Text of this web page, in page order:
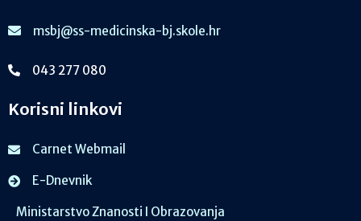
msbj@ss-medicinska-bj.skole.hr
043 277 080
Korisni linkovi
Carnet Webmail
E-Dnevnik
Ministarstvo Znanosti I Obrazovanja